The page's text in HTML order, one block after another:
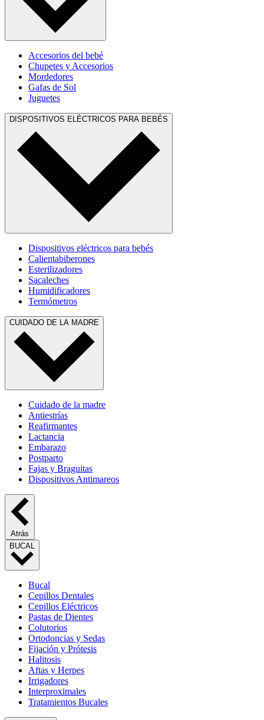
Accesorios del bebé
Chupetes y Accesorios
Mordedores
Gafas de Sol
Juguetes
DISPOSITIVOS ELÉCTRICOS PARA BEBÉS
Dispositivos eléctricos para bebés
Calientabiberones
Esterilizadores
Sacaleches
Humidificadores
Termómetros
CUIDADO DE LA MADRE
Cuidado de la madre
Antiestrías
Reafirmantes
Lactancia
Embarazo
Postparto
Fajas y Braguitas
Dispositivos Antimareos
Atrás
BUCAL
Bucal
Cepillos Dentales
Cepillos Eléctricos
Pastas de Dientes
Colutorios
Ortodoncias y Sedas
Fijación y Prótesis
Halitosis
Aftas y Herpes
Irrigadores
Interproximales
Tratamientos Bucales